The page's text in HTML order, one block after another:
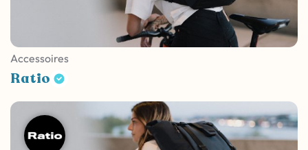
Accessoires
Ratio